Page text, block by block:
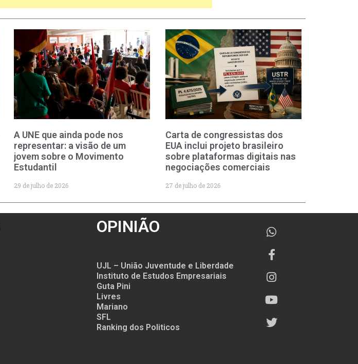
A UNE que ainda pode nos
representar: a visão de um
jovem sobre o Movimento
Estudantil
29 de julho de 2026
Carta de congressistas dos
EUA inclui projeto brasileiro
sobre plataformas digitais nas
negociações comerciais
27 de julho de 2026
OPINIÃO
UJL – União Juventude e Liberdade
Instituto de Estudos Empresariais
Guta Pini
Livres
Mariano
SFL
Ranking dos Politicos